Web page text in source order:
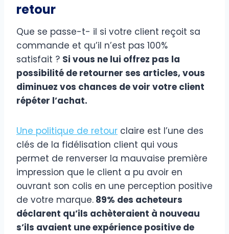
retour
Que se passe-t- il si votre client reçoit sa
commande et qu’il n’est pas 100%
satisfait ? Si vous ne lui offrez pas la
possibilité de retourner ses articles, vous
diminuez vos chances de voir votre client
répéter l’achat.
Une politique de retour claire est l’une des
clés de la fidélisation client qui vous
permet de renverser la mauvaise première
impression que le client a pu avoir en
ouvrant son colis en une perception positive
de votre marque. 89% des acheteurs
déclarent qu’ils achèteraient à nouveau
s’ils avaient une expérience positive de